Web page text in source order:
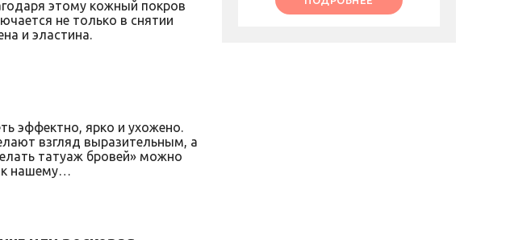
этому кожный покров
не только в снятии
и эластина.
эффектно, ярко и ухожено.
взгляд выразительным, а
татуаж бровей» можно
к нашему…